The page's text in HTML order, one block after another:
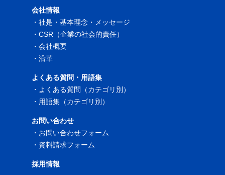
会社情報
・社是・基本理念・メッセージ
・CSR（企業の社会的責任）
・会社概要
・沿革
よくある質問・用語集
・ よくある質問（カテゴリ別）
・ 用語集（カテゴリ別）
お問い合わせ
・ お問い合わせフォーム
・ 資料請求フォーム
採用情報